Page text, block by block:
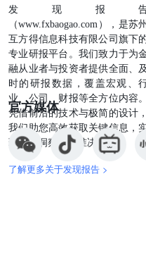
潜在普通股具有抗稀
损）每股的计算之外
430万股潜在稀释性
括：(i) 300万股限制
及 (iii) 60万股股票期
个月内处于亏损状态
同。 截至2025年3月
股潜在的普通股被排
外，因为它们具有稀
计量 以下表格总结了
位：千）： 公司二
入，可能包括基准收
准证券和参考数据，
未实现收益（损失）
2025年3月31日和
万美元和60万美元，
资产。截至2025年3
发现报
（www.fxbaogao.com），是苏州
互方得信息科技有限公司旗下
专业研报平台。我们致力于为
融从业者与投资者提供全面、及
时的研报数据，覆盖宏观、
业、公司、财报等全方位内容。
凭借前沿的技术与极简的设计，
我们助您高效获取关键信息，
现深度洞察与精准决策。
了解更多关于发现报告 >
官方媒体